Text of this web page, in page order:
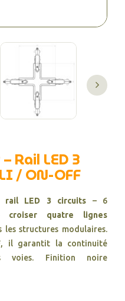
Rail LED 3
/ ON-OFF
rail LED 3 circuits – 6
croiser quatre lignes
structures modulaires.
, il garantit la continuité
voies. Finition noire